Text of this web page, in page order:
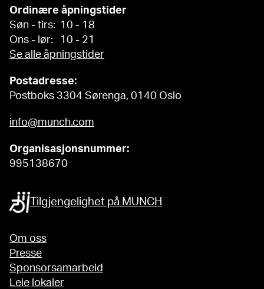
Ordinære åpningstider
Søn - tirs: 10 - 18
Ons - lør: 10 - 21
Se alle åpningstider
Postadresse:
Postboks 3304 Sørenga, 0140 Oslo
info@munch.com
Organisasjonsnummer:
995138670
Tilgjengelighet på MUNCH
Om oss
Presse
Sponsorsamarbeid
Leie lokaler